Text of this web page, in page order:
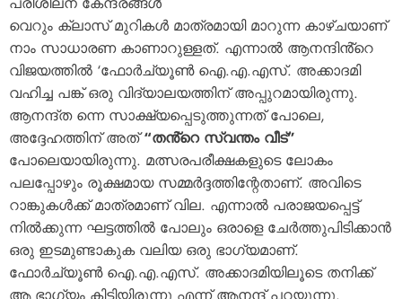
വെറും ക്ലാസ് മുറികൾ മാത്രമായി മാറുന്ന കാഴ്‌ചയാണ്
നാം സാധാരണ കാണാറുള്ളത്. എന്നാൽ ആനന്ദിൻ്റെ
വിജയത്തിൽ ‘ഫോർച്യൂൺ ഐ.എ.എസ്. അക്കാദമി
വഹിച്ച പങ്ക് ഒരു വിദ്യാലയത്തിന് അപ്പുറമായിരുന്നു.
ആനന്ദ്ത ന്നെ സാക്ഷ്യപ്പെടുത്തുന്നത് പോലെ,
അദ്ദേഹത്തിന് അത്“തൻ്റെ സ്വന്തം വീട്”
പോലെയായിരുന്നു. മത്സരപരീക്ഷകളുടെ ലോകം
പലപ്പോഴും രൂക്ഷമായ സമ്മർദ്ദത്തിന്റേതാണ്. അവിടെ
റാങ്കുകൾക്ക് മാത്രമാണ് വില. എന്നാൽ പരാജയപ്പെട്ട്
നിൽക്കുന്ന ഘട്ടത്തിൽ പോലും ഒരാളെ ചേർത്തുപിടിക്കാൻ
ഒരു ഇടമുണ്ടാകുക വലിയ ഒരു ഭാഗ്യമാണ്.
ഫോർച്യൂൺ ഐ.എ.എസ്. അക്കാദമിയിലൂടെ തനിക്ക്